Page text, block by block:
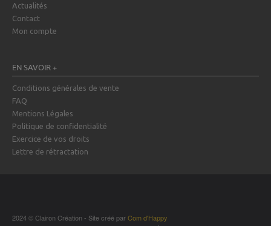
Actualités
Contact
Mon compte
EN SAVOIR +
Conditions générales de vente
FAQ
Mentions Légales
Politique de confidentialité
Exercice de vos droits
Lettre de rétractation
2024 © Clairon Création - Site créé parCom d'Happy